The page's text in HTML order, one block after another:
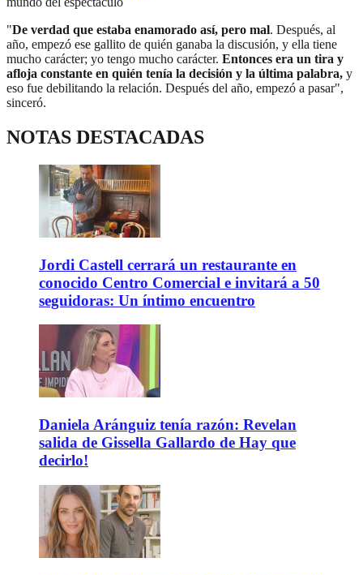
"De verdad que estaba enamorado así, pero mal. Después, al
año, empezó ese gallito de quién ganaba la discusión, y ella tiene
mucho carácter; yo tengo mucho carácter. Entonces era un tira y
afloja constante en quién tenía la decisión y la última palabra, y
eso fue debilitando la relación. Después del año, empezó a pasar",
sinceró.
NOTAS DESTACADAS
Jordi Castell cerrará un restaurante en
conocido Centro Comercial e invitará a 50
seguidoras: Un íntimo encuentro
Daniela Aránguiz tenía razón: Revelan
salida de Gissella Gallardo de Hay que
decirlo!